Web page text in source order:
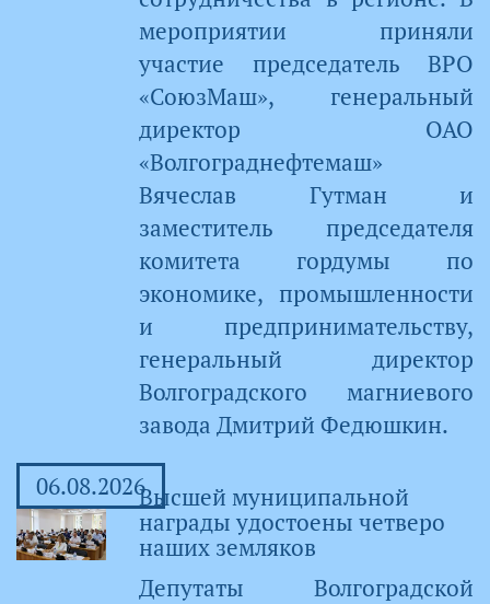
мероприятии приняли
участие председатель ВРО
«СоюзМаш», генеральный
директор ОАО
«Волгограднефтемаш»
Вячеслав Гутман и
заместитель председателя
комитета гордумы по
экономике, промышленности
и предпринимательству,
генеральный директор
Волгоградского магниевого
завода Дмитрий Федюшкин.
06.08.2026Высшей муниципальной
награды удостоены четверо
наших земляков
Депутаты Волгоградской